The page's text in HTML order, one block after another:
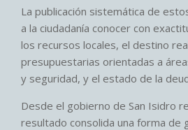
La publicación sistemática de
a la ciudadanía conocer con
los recursos locales, el destino
presupuestarias orientadas a
y seguridad, y el estado de la
Desde el gobierno de San Isidro
resultado consolida una forma de